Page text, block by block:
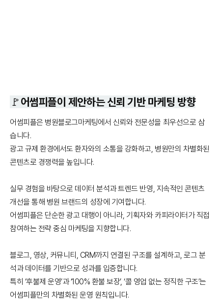
🚩어썸피플이 제안하는 신뢰 기반 마케팅 방향
어썸피플은 병원블로그마케팅에서 신뢰와 전문성을 최우선으로 삼
습니다.
광고 규제 환경에서도 환자와의 소통을 강화하고, 병원만의 차별화된
콘텐츠로 경쟁력을 높입니다.
실무 경험을 바탕으로 데이터 분석과 트렌드 반영, 지속적인 콘텐츠
개선을 통해 병원 브랜드의 성장에 기여합니다.
어썸피플은 단순한 광고 대행이 아니라, 기획자와 카피라이터가 직접
참여하는 전략 중심 마케팅을 지향합니다.
블로그, 영상, 커뮤니티, CRM까지 연결된 구조를 설계하고, 로그 분
석과 데이터를 기반으로 성과를 입증합니다.
특히 ‘후불제 운영’과 ‘100% 환불 보장’, ‘콜 영업 없는 정직한 구조’는
어썸피플만의 차별화된 운영 원칙입니다.